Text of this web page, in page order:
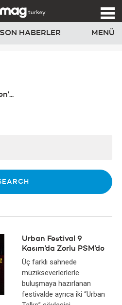
HABERLER MENÜ
Urban Festival 9
Kasım’da Zorlu PSM’de
Üç farklı sahnede
müzikseverlerlerle
buluşmaya hazırlanan
festivalde ayrıca iki “Urban